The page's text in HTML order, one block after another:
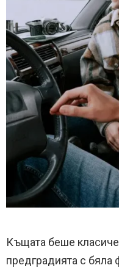
Къщата беше
предградията с бяла